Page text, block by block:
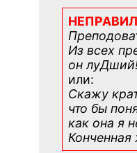
Из всех
он
или:
Скажу
что бы
как она я
Конченная